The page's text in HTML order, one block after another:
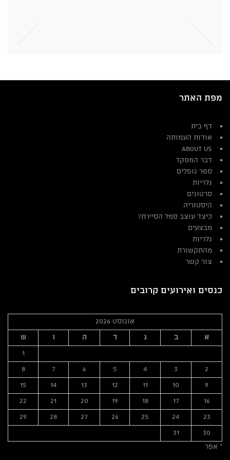
מפת האתר
דף בית
אודות העמותה
About Us
דבר המפקד
ספר נופלים
גלריות
סרטונים
היסטוריה
כיצד עוצב סמל הסיירת?
מבצעים
גלריות
מהתקשורת
צור קשר
כנסים ואירועים קרובים
אוגוסט 2026
א
ב ג ד ה ו
ש
1
2
3
4
5
6
7
8
9
10
11
12
13
14
15
16
17
18
19
20
21
22
23
24
25
26
27
28
29
30
31
« אפר